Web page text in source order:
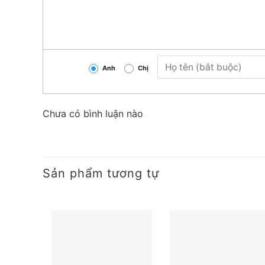
Hàm lượng thủy ngân
Anh Chị
Chưa có bình luận nào
Sản phẩm tương tự